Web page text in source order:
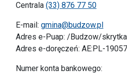
Centrala (33) 876 77 50
E-mail: gmina@budzow.pl
Adres e-Puap: /Budzow/skrytka
Adres e-doręczeń: AE:PL-
Numer konta bankowego: